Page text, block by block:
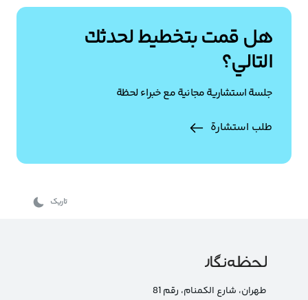
هل قمت بتخطيط لحدثك
التالي؟
جلسة استشارية مجانية مع خبراء لحظة
طلب استشارة
تاریک
طهران، شارع الکمنام، رقم 81